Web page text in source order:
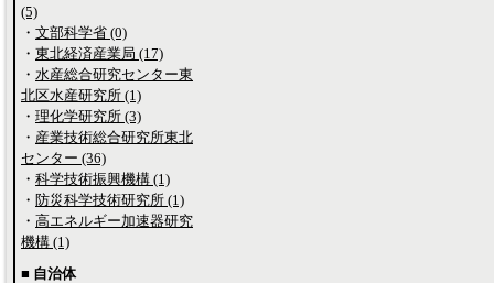
(5)
・ 文部科学省 (0)
・ 東北経済産業局 (17)
・ 水産総合研究センター東
北区水産研究所 (1)
・ 理化学研究所 (3)
・ 産業技術総合研究所東北
センター (36)
・ 科学技術振興機構 (1)
・ 防災科学技術研究所 (1)
・ 高エネルギー加速器研究
機構 (1)
■ 自治体